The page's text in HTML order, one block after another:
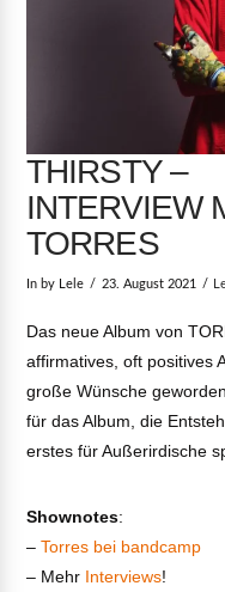
THIRSTY –
INTERVIEW
TORRES
In by Lele 23. August 2021
Das neue Album von
affirmatives, oft positives
große Wünsche
für das Album, die
erstes für Außerirdische
Shownotes:
–Torres bei bandcamp
– Mehr Interviews!